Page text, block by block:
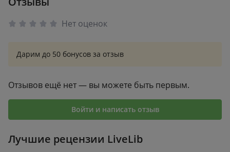
Нет оценок
Дарим до 50 бонусов за отзыв
Отзывов ещё нет — вы можете быть первым.
Войти и написать отзыв
Лучшие рецензии LiveLib